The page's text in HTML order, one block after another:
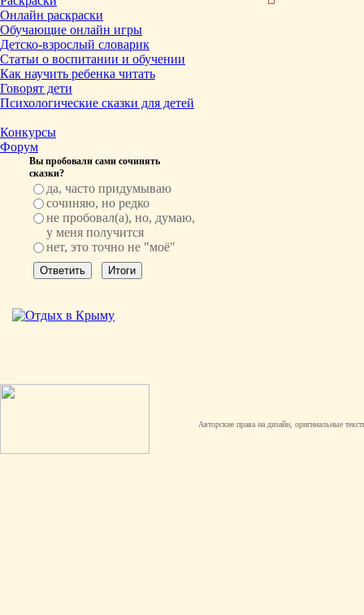
Онлайн раскраски
Обучающие онлайн игры
Детско-взрослый словарик
Статьи о воспитании и обучении
Как научить ребенка читать
Говорят дети
Психологические сказки для детей
Конкурсы
Форум
Вы пробовали сами сочинять
сказки?
да, часто придумываю
сочиняю, но редко
не пробовал(а), но, думаю,
у меня получится
нет, это точно не "моё"
Авторские права на дизайн, оригинальные